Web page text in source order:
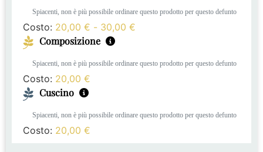
Spiacenti, non è più possibile ordinare questo prodotto per questo defunto
Costo: 20,00 € - 30,00 €
Composizione
Spiacenti, non è più possibile ordinare questo prodotto per questo defunto
Costo: 20,00 €
Cuscino
Spiacenti, non è più possibile ordinare questo prodotto per questo defunto
Costo: 20,00 €